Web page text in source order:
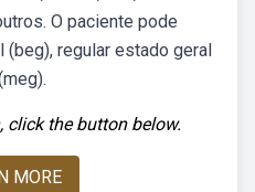
O paciente pode
regular estado geral
click the button below.
MORE